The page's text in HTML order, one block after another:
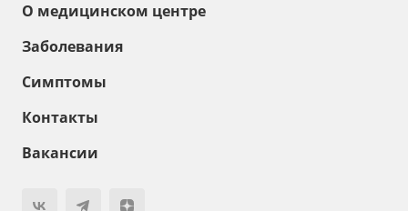
О медицинском центре
Заболевания
Симптомы
Контакты
Вакансии